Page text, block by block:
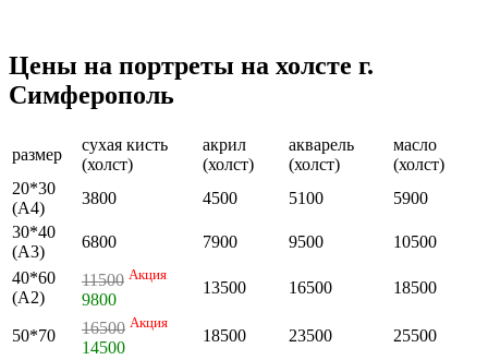
Цены на портреты на холсте г.
Симферополь
размер
сухая кисть
(холст)
акрил
(холст)
акварель
(холст)
масло
(холст)
20*30
(А4)
3800 4500 5100
5900
30*40
(А3)
6800 7900 9500
10500
40*60
(А2)
11500 Акция
9800
13500 16500 18500
50*70 16500 Акция
14500
18500 23500 25500